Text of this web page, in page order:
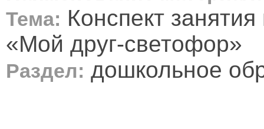
Тема: Конспект
«Мой друг-светофор»
Раздел: дошкольное